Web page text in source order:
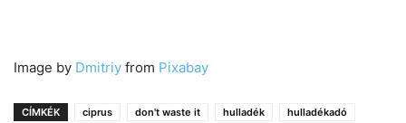
Image by Dmitriy from Pixabay
CÍMKÉK ciprus don't waste it hulladék
hulladékadó